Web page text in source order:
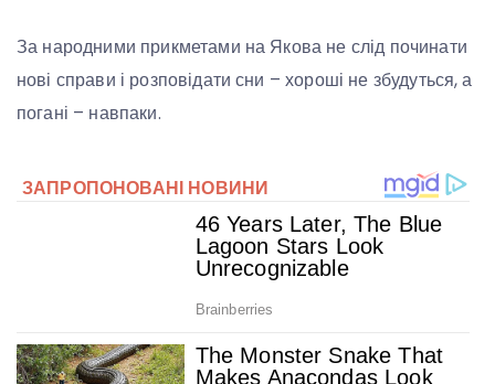
За народними прикметами на Якова не слід починати
нові справи і розповідати сни – хороші не збудуться, а
погані – навпаки.